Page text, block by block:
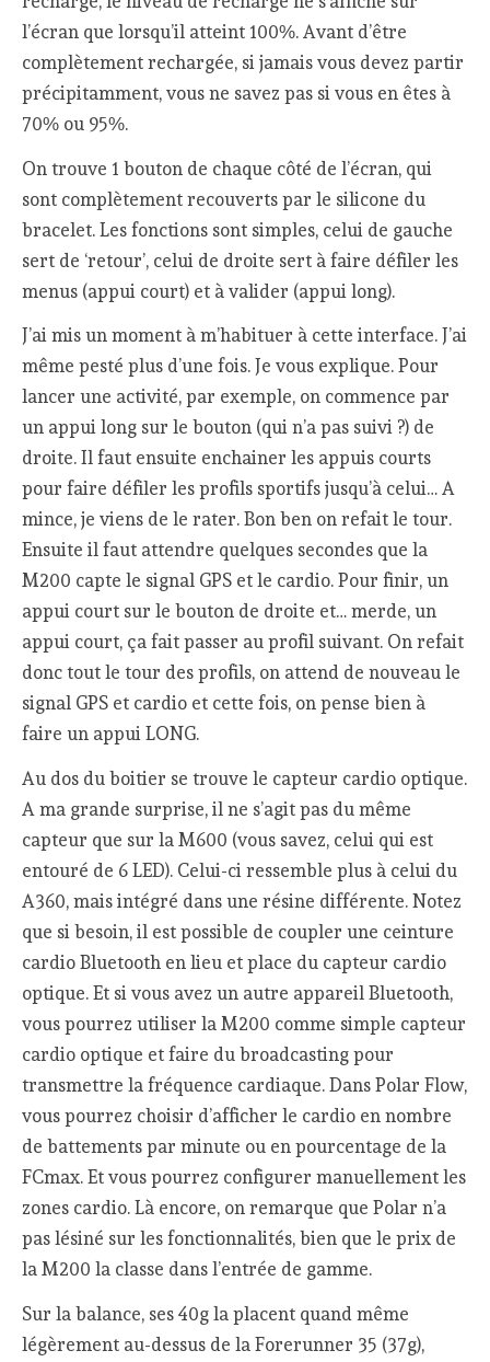
l’écran que lorsqu’il atteint 100%. Avant d’être
complètement rechargée, si jamais vous devez partir
précipitamment, vous ne savez pas si vous en êtes à
70% ou 95%.
On trouve 1 bouton de chaque côté de l’écran, qui
sont complètement recouverts par le silicone du
bracelet. Les fonctions sont simples, celui de gauche
sert de ‘retour’, celui de droite sert à faire défiler les
menus (appui court) et à valider (appui long).
J’ai mis un moment à m’habituer à cette interface. J’ai
même pesté plus d’une fois. Je vous explique. Pour
lancer une activité, par exemple, on commence par
un appui long sur le bouton (qui n’a pas suivi ?) de
droite. Il faut ensuite enchainer les appuis courts
pour faire défiler les profils sportifs jusqu’à celui… A
mince, je viens de le rater. Bon ben on refait le tour.
Ensuite il faut attendre quelques secondes que la
M200 capte le signal GPS et le cardio. Pour finir, un
appui court sur le bouton de droite et… merde, un
appui court, ça fait passer au profil suivant. On refait
donc tout le tour des profils, on attend de nouveau le
signal GPS et cardio et cette fois, on pense bien à
faire un appui LONG.
Au dos du boitier se trouve le capteur cardio optique.
A ma grande surprise, il ne s’agit pas du même
capteur que sur la M600 (vous savez, celui qui est
entouré de 6 LED). Celui-ci ressemble plus à celui du
A360, mais intégré dans une résine différente. Notez
que si besoin, il est possible de coupler une ceinture
cardio Bluetooth en lieu et place du capteur cardio
optique. Et si vous avez un autre appareil Bluetooth,
vous pourrez utiliser la M200 comme simple capteur
cardio optique et faire du broadcasting pour
transmettre la fréquence cardiaque. Dans Polar Flow,
vous pourrez choisir d’afficher le cardio en nombre
de battements par minute ou en pourcentage de la
FCmax. Et vous pourrez configurer manuellement les
zones cardio. Là encore, on remarque que Polar n’a
pas lésiné sur les fonctionnalités, bien que le prix de
la M200 la classe dans l’entrée de gamme.
Sur la balance, ses 40g la placent quand même
légèrement au-dessus de la Forerunner 35 (37g),